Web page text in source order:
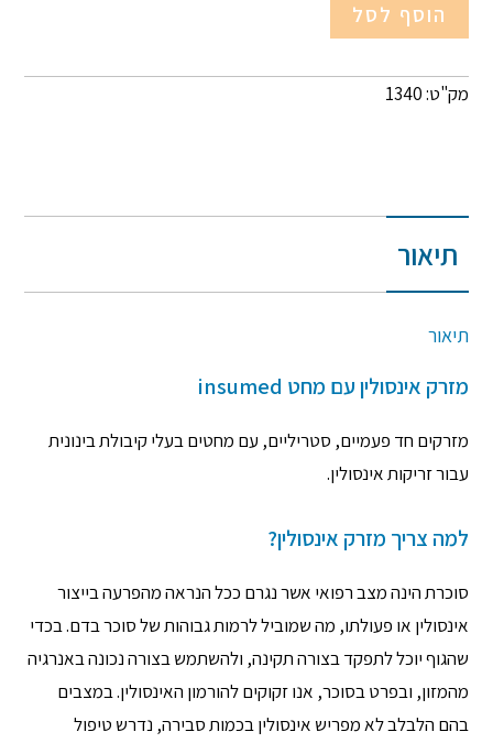
הוסף לסל
מק"ט: 1340
תיאור
תיאור
מזרק אינסולין עם מחט insumed
מזרקים חד פעמיים, סטריליים, עם מחטים בעלי קיבולת בינונית
עבור זריקות אינסולין.
למה צריך מזרק אינסולין?
סוכרת הינה מצב רפואי אשר נגרם ככל הנראה מהפרעה בייצור
אינסולין או פעולתו, מה שמוביל לרמות גבוהות של סוכר בדם. בכדי
שהגוף יוכל לתפקד בצורה תקינה, ולהשתמש בצורה נכונה באנרגיה
מהמזון, ובפרט בסוכר, אנו זקוקים להורמון האינסולין. במצבים
בהם הלבלב לא מפריש אינסולין בכמות סבירה, נדרש טיפול